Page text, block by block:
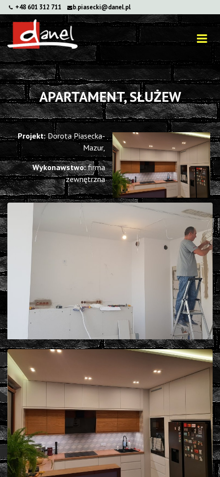
+48 601 312 711 b.piasecki@danel.pl
APARTAMENT, SŁUŻEW
Projekt:Dorota Piasecka-
Mazur,
Wykonawstwo:firma
zewnętrzna